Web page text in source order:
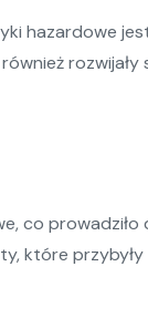
hazardowe
co
które przybyły